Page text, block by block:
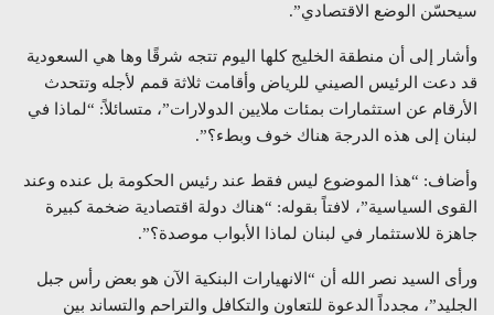
سيحسّن الوضع الاقتصادي”.
وأشار إلى أن منطقة الخليج كلها اليوم تتجه شرقًا وها هي السعودية
قد دعت الرئيس الصيني للرياض وأقامت ثلاثة قمم لأجله وتتحدث
الأرقام عن استثمارات بمئات ملايين الدولارات”، متسائلاً: “لماذا في
لبنان إلى هذه الدرجة هناك خوف وبطء؟”.
وأضاف: “هذا الموضوع ليس فقط عند رئيس الحكومة بل عنده وعند
القوى السياسية”، لافتاً بقوله: “هناك دولة اقتصادية ضخمة كبيرة
جاهزة للاستثمار في لبنان لماذا الأبواب موصدة؟”.
ورأى السيد نصر الله أن “الانهيارات البنكية الآن هو بعض رأس جبل
الجليد”، مجدداً الدعوة للتعاون والتكافل والتراحم والتساند بين